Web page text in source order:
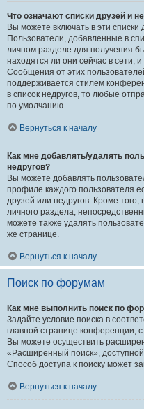
Что означают списки друзей и
Вы можете включать в эти
Пользователи, добавленные в
личном разделе для получения
находятся ли они сейчас в сети,
Сообщения от этих
поддерживается стилем
в список недругов, то любые
по умолчанию.
Вернуться к началу
Как мне добавлять/удалять
недругов?
Вы можете добавлять
профиле каждого пользователя
друзей или недругов. Кроме
личного раздела,
можете также удалять
же странице.
Вернуться к началу
Поиск по форумам
Как мне выполнить поиск по
Задайте условие поиска в
главной странице конференции,
Вы можете осуществить
«Расширенный поиск»,
Способ доступа к поиску может
Вернуться к началу